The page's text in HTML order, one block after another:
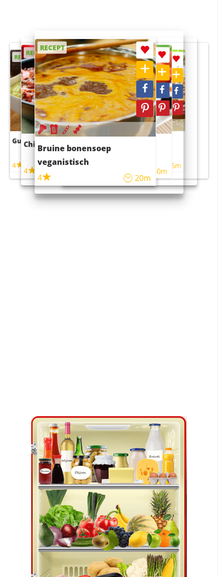
RECEPT
Guacamole
4
RECEPT
Chili con carne
4 45m
RECEPT
Bruine bonensoep
veganistisch
4
20m
RECEPT
Sushi rijstsalade
maaltijdsalade
40m
RECEPT
4 55m